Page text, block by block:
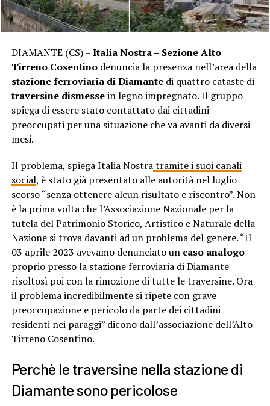
DIAMANTE (CS) –Italia Nostra – Sezione Alto
Tirreno Cosentinodenuncia la presenza nell’area della
stazione ferroviaria di Diamantedi quattro cataste di
traversine dismessein legno impregnato. Il gruppo
spiega di essere stato contattato dai cittadini
preoccupati per una situazione che va avanti da diversi
mesi.
Il problema, spiega Italia Nostratramite i suoi canali
social, è stato già presentato alle autorità nel luglio
scorso “senza ottenere alcun risultato e riscontro”. Non
è la prima volta che l’Associazione Nazionale per la
tutela del Patrimonio Storico, Artistico e Naturale della
Nazione si trova davanti ad un problema del genere. “Il
03 aprile 2023 avevamo denunciato un caso analogo
proprio presso la stazione ferroviaria di Diamante
risoltosì poi con la rimozione di tutte le traversine. Ora
il problema incredibilmente si ripete con grave
preoccupazione e pericolo da parte dei cittadini
residenti nei paraggi” dicono dall’associazione dell’Alto
Tirreno Cosentino.
Perchè le traversine nella stazione di
Diamante sono pericolose